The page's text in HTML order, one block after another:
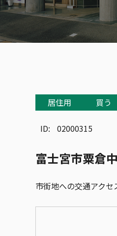
居住用 買う
ID: 02000315
富士宮市粟倉
市街地への交通アクセ